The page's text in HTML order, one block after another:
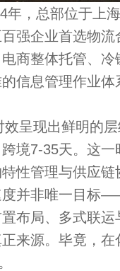
，总部位于上海
强企业首选物
商整体托管、
信息管理作业体
现出鲜明的层
境7-35天。这
性管理与供应
度并非唯一目标
布局、多式联
来源。毕竟，